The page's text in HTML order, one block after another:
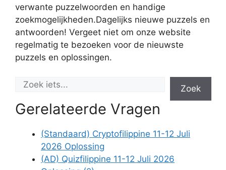
verwante puzzelwoorden en handige
zoekmogelijkheden.Dagelijks nieuwe puzzels en
antwoorden! Vergeet niet om onze website
regelmatig te bezoeken voor de nieuwste
puzzels en oplossingen.
Zoek
Gerelateerde Vragen
(Standaard) Cryptofilippine 11-12 Juli
2026 Oplossing
(AD) Quizfilippine 11-12 Juli 2026